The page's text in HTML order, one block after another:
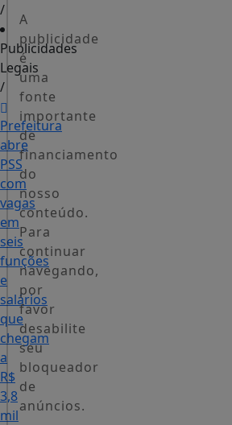
/
Publicidades
Legais
/
Prefeitura
abre
PSS
com
vagas
em
seis
funções
e
salários
que
chegam
a
R$
3,8
mil
A
publicidade
é
uma
fonte
importante
de
financiamento
do
nosso
conteúdo.
Para
continuar
navegando,
por
favor
desabilite
seu
bloqueador
de
anúncios.